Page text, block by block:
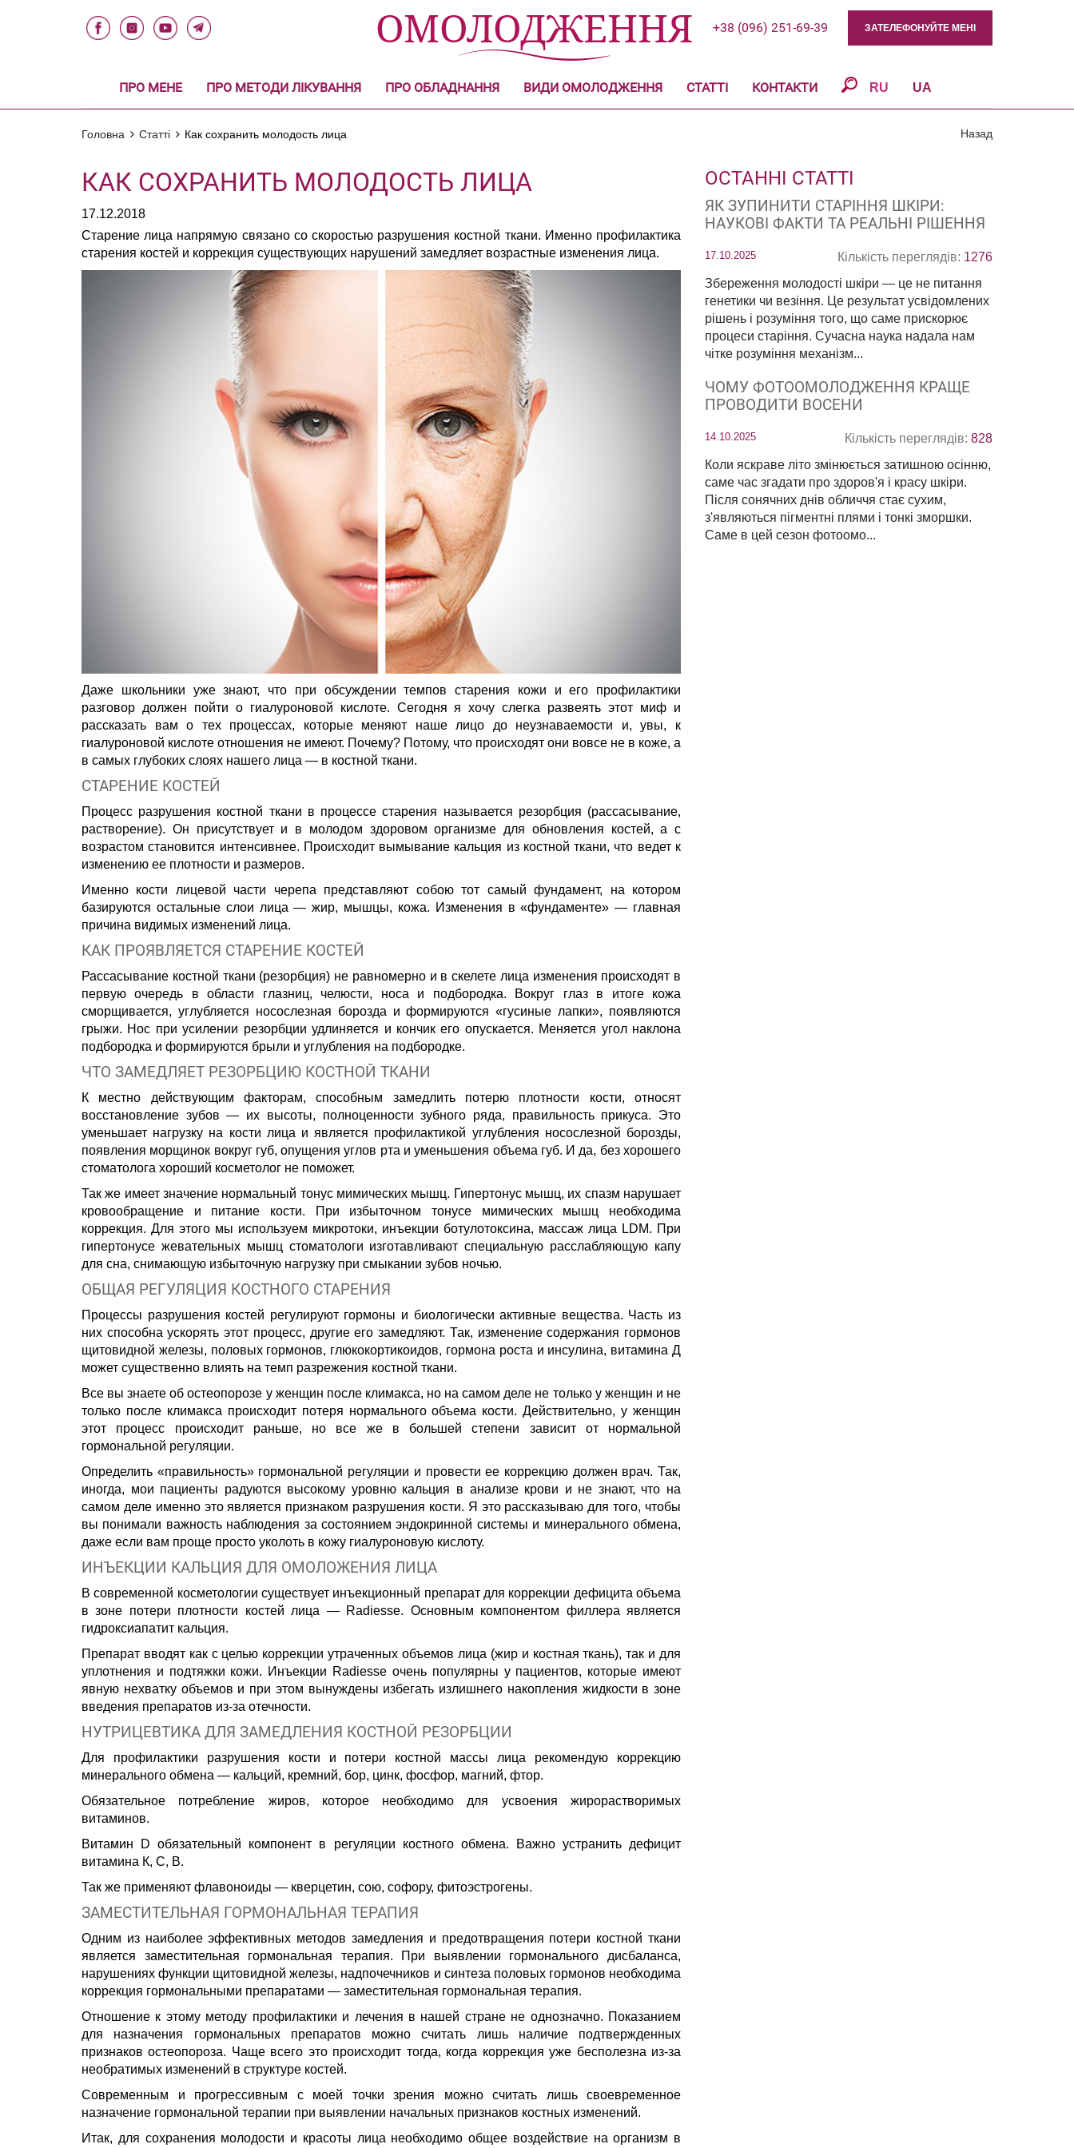
+38 (096) 251-69-39 ЗАТЕЛЕФОНУЙТЕ МЕНІ
ПРО МЕНЕ ПРО МЕТОДИ ЛІКУВАННЯ ПРО ОБЛАДНАННЯ ВИДИ ОМОЛОДЖЕННЯ СТАТТІ КОНТАКТИ RU UA
Назад
Головна Статті Как сохранить молодость лица
КАК СОХРАНИТЬ МОЛОДОСТЬ ЛИЦА
17.12.2018
Старение лица напрямую связано со скоростью разрушения костной ткани. Именно профилактика
старения костей и коррекция существующих нарушений замедляет возрастные изменения лица.
Даже школьники уже знают, что при обсуждении темпов старения кожи и его профилактики
разговор должен пойти о гиалуроновой кислоте. Сегодня я хочу слегка развеять этот миф и
рассказать вам о тех процессах, которые меняют наше лицо до неузнаваемости и, увы, к
гиалуроновой кислоте отношения не имеют. Почему? Потому, что происходят они вовсе не в коже, а
в самых глубоких слоях нашего лица — в костной ткани.
СТАРЕНИЕ КОСТЕЙ
Процесс разрушения костной ткани в процессе старения называется резорбция (рассасывание,
растворение). Он присутствует и в молодом здоровом организме для обновления костей, а с
возрастом становится интенсивнее. Происходит вымывание кальция из костной ткани, что ведет к
изменению ее плотности и размеров.
Именно кости лицевой части черепа представляют собою тот самый фундамент, на котором
базируются остальные слои лица — жир, мышцы, кожа. Изменения в «фундаменте» — главная
причина видимых изменений лица.
КАК ПРОЯВЛЯЕТСЯ СТАРЕНИЕ КОСТЕЙ
Рассасывание костной ткани (резорбция) не равномерно и в скелете лица изменения происходят в
первую очередь в области глазниц, челюсти, носа и подбородка. Вокруг глаз в итоге кожа
сморщивается, углубляется носослезная борозда и формируются «гусиные лапки», появляются
грыжи. Нос при усилении резорбции удлиняется и кончик его опускается. Меняется угол наклона
подбородка и формируются брыли и углубления на подбородке.
ЧТО ЗАМЕДЛЯЕТ РЕЗОРБЦИЮ КОСТНОЙ ТКАНИ
К местно действующим факторам, способным замедлить потерю плотности кости, относят
восстановление зубов — их высоты, полноценности зубного ряда, правильность прикуса. Это
уменьшает нагрузку на кости лица и является профилактикой углубления носослезной борозды,
появления морщинок вокруг губ, опущения углов рта и уменьшения объема губ. И да, без хорошего
стоматолога хороший косметолог не поможет.
Так же имеет значение нормальный тонус мимических мышц. Гипертонус мышц, их спазм нарушает
кровообращение и питание кости. При избыточном тонусе мимических мышц необходима
коррекция. Для этого мы используем микротоки, инъекции ботулотоксина, массаж лица LDM. При
гипертонусе жевательных мышц стоматологи изготавливают специальную расслабляющую капу
для сна, снимающую избыточную нагрузку при смыкании зубов ночью.
ОБЩАЯ РЕГУЛЯЦИЯ КОСТНОГО СТАРЕНИЯ
Процессы разрушения костей регулируют гормоны и биологически активные вещества. Часть из
них способна ускорять этот процесс, другие его замедляют. Так, изменение содержания гормонов
щитовидной железы, половых гормонов, глюкокортикоидов, гормона роста и инсулина, витамина Д
может существенно влиять на темп разрежения костной ткани.
Все вы знаете об остеопорозе у женщин после климакса, но на самом деле не только у женщин и не
только после климакса происходит потеря нормального объема кости. Действительно, у женщин
этот процесс происходит раньше, но все же в большей степени зависит от нормальной
гормональной регуляции.
Определить «правильность» гормональной регуляции и провести ее коррекцию должен врач. Так,
иногда, мои пациенты радуются высокому уровню кальция в анализе крови и не знают, что на
самом деле именно это является признаком разрушения кости. Я это рассказываю для того, чтобы
вы понимали важность наблюдения за состоянием эндокринной системы и минерального обмена,
даже если вам проще просто уколоть в кожу гиалуроновую кислоту.
ИНЪЕКЦИИ КАЛЬЦИЯ ДЛЯ ОМОЛОЖЕНИЯ ЛИЦА
В современной косметологии существует инъекционный препарат для коррекции дефицита объема
в зоне потери плотности костей лица — Radiesse. Основным компонентом филлера является
гидроксиапатит кальция.
Препарат вводят как с целью коррекции утраченных объемов лица (жир и костная ткань), так и для
уплотнения и подтяжки кожи. Инъекции Radiesse очень популярны у пациентов, которые имеют
явную нехватку объемов и при этом вынуждены избегать излишнего накопления жидкости в зоне
введения препаратов из-за отечности.
НУТРИЦЕВТИКА ДЛЯ ЗАМЕДЛЕНИЯ КОСТНОЙ РЕЗОРБЦИИ
Для профилактики разрушения кости и потери костной массы лица рекомендую коррекцию
минерального обмена — кальций, кремний, бор, цинк, фосфор, магний, фтор.
Обязательное потребление жиров, которое необходимо для усвоения жирорастворимых
витаминов.
Витамин D обязательный компонент в регуляции костного обмена. Важно устранить дефицит
витамина К, С, В.
Так же применяют флавоноиды — кверцетин, сою, софору, фитоэстрогены.
ЗАМЕСТИТЕЛЬНАЯ ГОРМОНАЛЬНАЯ ТЕРАПИЯ
Одним из наиболее эффективных методов замедления и предотвращения потери костной ткани
является заместительная гормональная терапия. При выявлении гормонального дисбаланса,
нарушениях функции щитовидной железы, надпочечников и синтеза половых гормонов необходима
коррекция гормональными препаратами — заместительная гормональная терапия.
Отношение к этому методу профилактики и лечения в нашей стране не однозначно. Показанием
для назначения гормональных препаратов можно считать лишь наличие подтвержденных
признаков остеопороза. Чаще всего это происходит тогда, когда коррекция уже бесполезна из-за
необратимых изменений в структуре костей.
Современным и прогрессивным с моей точки зрения можно считать лишь своевременное
назначение гормональной терапии при выявлении начальных признаков костных изменений.
Итак, для сохранения молодости и красоты лица необходимо общее воздействие на организм в
ОСТАННІ СТАТТІ
ЯК ЗУПИНИТИ СТАРІННЯ ШКІРИ:
НАУКОВІ ФАКТИ ТА РЕАЛЬНІ РІШЕННЯ
17.10.2025 Кількість переглядів: 1276
Збереження молодості шкіри — це не питання
генетики чи везіння. Це результат усвідомлених
рішень і розуміння того, що саме прискорює
процеси старіння. Сучасна наука надала нам
чітке розуміння механізм...
ЧОМУ ФОТООМОЛОДЖЕННЯ КРАЩЕ
ПРОВОДИТИ ВОСЕНИ
14.10.2025 Кількість переглядів: 828
Коли яскраве літо змінюється затишною осінню,
саме час згадати про здоров'я і красу шкіри.
Після сонячних днів обличчя стає сухим,
з'являються пігментні плями і тонкі зморшки.
Саме в цей сезон фотоомо...